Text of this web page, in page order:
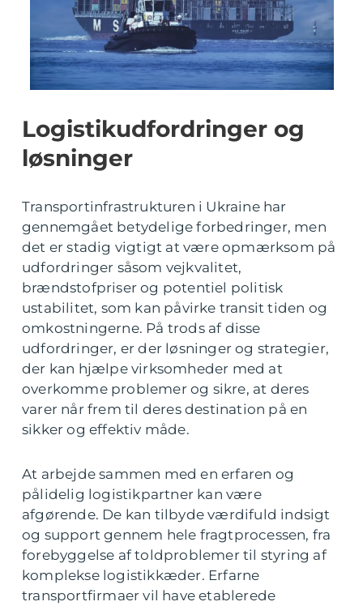
Logistikudfordringer og
løsninger
Transportinfrastrukturen i Ukraine har
gennemgået betydelige forbedringer, men
det er stadig vigtigt at være opmærksom på
udfordringer såsom vejkvalitet,
brændstofpriser og potentiel politisk
ustabilitet, som kan påvirke transit tiden og
omkostningerne. På trods af disse
udfordringer, er der løsninger og strategier,
der kan hjælpe virksomheder med at
overkomme problemer og sikre, at deres
varer når frem til deres destination på en
sikker og effektiv måde.
At arbejde sammen med en erfaren og
pålidelig logistikpartner kan være
afgørende. De kan tilbyde værdifuld indsigt
og support gennem hele fragtprocessen, fra
forebyggelse af toldproblemer til styring af
komplekse logistikkæder. Erfarne
transportfirmaer vil have etablerede